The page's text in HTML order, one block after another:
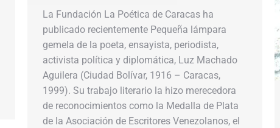
La Fundación La Poética de Caracas ha
publicado recientemente Pequeña lámpara
gemela de la poeta, ensayista, periodista,
activista política y diplomática, Luz Machado
Aguilera (Ciudad Bolívar, 1916 – Caracas,
1999). Su trabajo literario la hizo merecedora
de reconocimientos como la Medalla de Plata
de la Asociación de Escritores Venezolanos, el